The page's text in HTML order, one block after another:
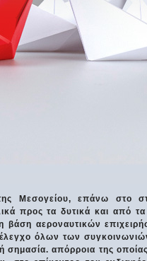
Μεσογείου, επάνω στο
προς τα δυτικά και από
βάση αεροναυτικών
όλων των
σημασία. απόρροια της